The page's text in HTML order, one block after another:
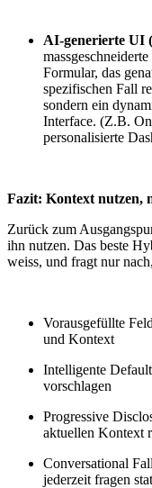
AI-generierte UI
Formular, das
spezifischen Fall
sondern ein
Interface. (Z.B.
personalisierte
Fazit: Kontext nutzen,
Zurück zum
ihn nutzen. Das beste
weiss, und fragt nur
Vorausgefüllte
und Kontext
Intelligente
vorschlagen
Progressive
aktuellen Kontext
Conversational
jederzeit fragen